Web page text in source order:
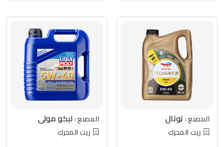
المصنع :توتال
زيت المحرك
المصنع :ليكو مولي
زيت المحرك